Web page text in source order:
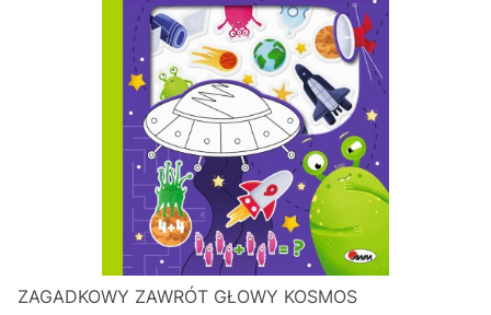
ZAGADKOWY ZAWRÓT GŁOWY KOSMOS